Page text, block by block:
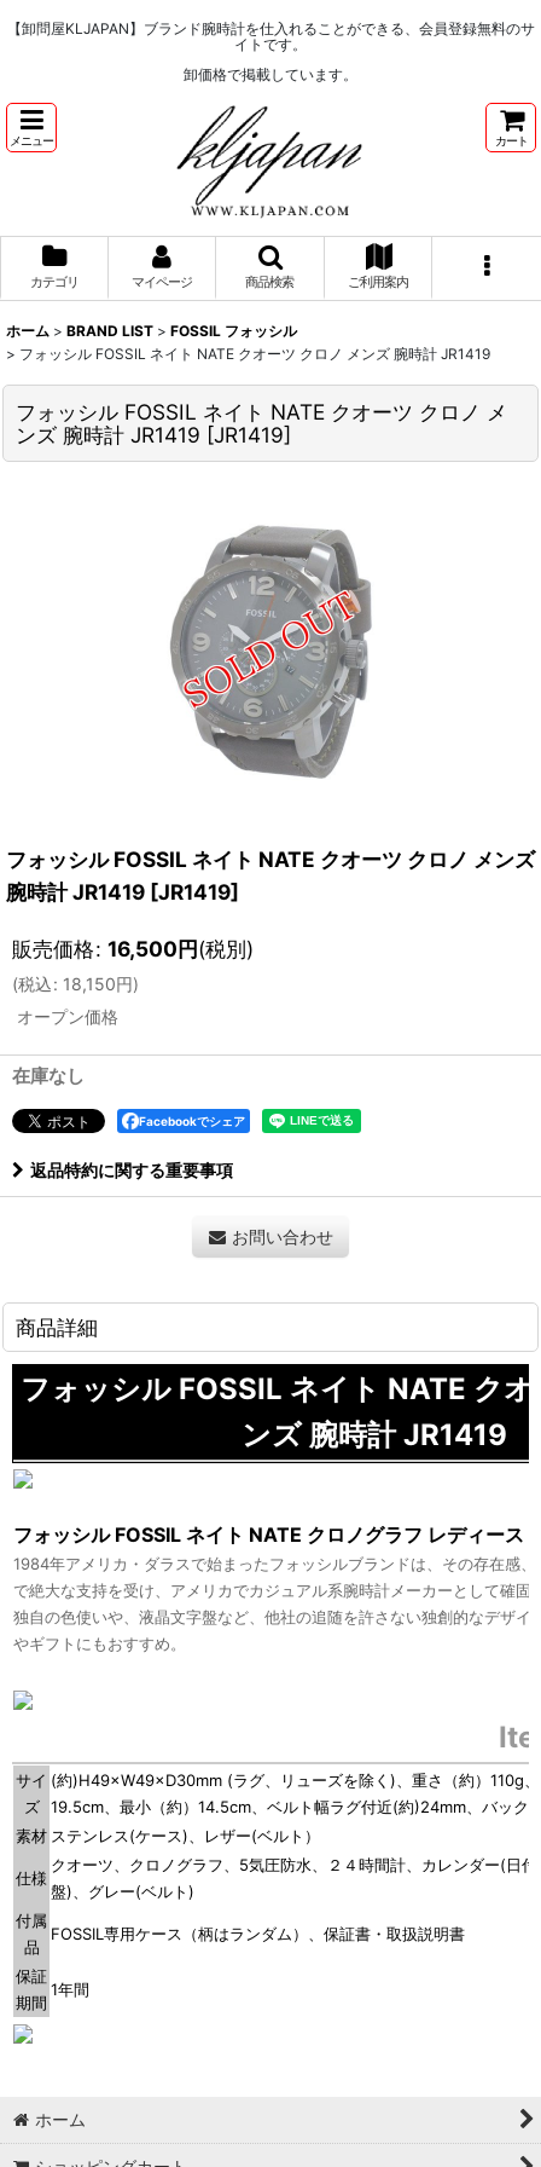
【卸問屋KLJAPAN】ブランド腕時計を仕入れることができる、会員登録無料のサ
イトです。
卸価格で掲載しています。
メニュー カート
カテゴリ マイページ 商品検索 ご利用案内
ホーム > BRAND LIST > FOSSIL フォッシル
> フォッシル FOSSIL ネイト NATE クオーツ クロノ メンズ 腕時計 JR1419
フォッシル FOSSIL ネイト NATE クオーツ クロノ メ
ンズ 腕時計 JR1419 [JR1419]
フォッシル FOSSIL ネイト NATE クオーツ クロノ メンズ
腕時計 JR1419 [JR1419]
販売価格: 16,500円(税別)
(税込: 18,150円)
オープン価格
在庫なし
Facebookでシェア
返品特約に関する重要事項
お問い合わせ
商品詳細
フォッシル FOSSIL ネイト NATE ク
ンズ 腕時計 JR1419
フォッシル FOSSIL ネイト NATE クロノグラフ レディース
1984年アメリカ・ダラスで始まったフォッシルブランドは、その存在感
で絶大な支持を受け、アメリカでカジュアル系腕時計メーカーとして確固
独自の色使いや、液晶文字盤など、他社の追随を許さない独創的なデザイ
やギフトにもおすすめ。
サイ
ズ
(約)H49×W49×D30mm (ラグ、リューズを除く)、重さ（約）110g
19.5cm、最小（約）14.5cm、ベルト幅ラグ付近(約)24mm、バック
素材 ステンレス(ケース)、レザー(ベルト）
仕様
クオーツ、クロノグラフ、5気圧防水、２４時間計、カレンダー(日
盤)、グレー(ベルト)
付属
品
FOSSIL専用ケース（柄はランダム）、保証書・取扱説明書
保証
期間
1年間
ホーム